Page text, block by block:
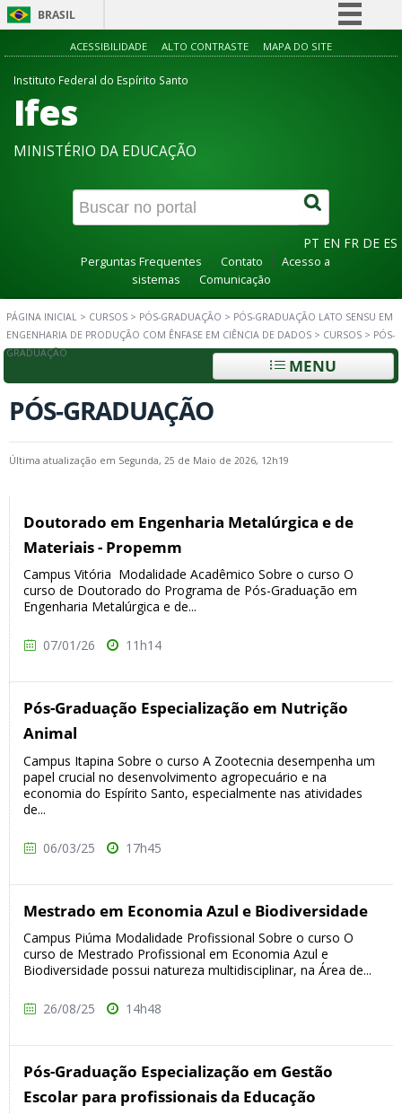
BRASIL
Simplifique!
Canais
ACESSIBILIDADE ALTO CONTRASTE MAPA DO SITE
Instituto Federal do Espírito Santo
Ifes
MINISTÉRIO DA EDUCAÇÃO
PT EN FR DE ES
Perguntas Frequentes Contato
Acesso a
sistemas
Comunicação
PÁGINA INICIAL > CURSOS > PÓS-GRADUAÇÃO > PÓS-GRADUAÇÃO LATO SENSU EM
ENGENHARIA DE PRODUÇÃO COM ÊNFASE EM CIÊNCIA DE DADOS > CURSOS > PÓS-
GRADUAÇÃO
MENU
PÓS-GRADUAÇÃO
Última atualização em Segunda, 25 de Maio de 2026, 12h19
Doutorado em Engenharia Metalúrgica e de
Materiais - Propemm
Campus Vitória Modalidade Acadêmico Sobre o curso O
curso de Doutorado do Programa de Pós-Graduação em
Engenharia Metalúrgica e de...
07/01/26 11h14
Pós-Graduação Especialização em Nutrição
Animal
Campus Itapina Sobre o curso A Zootecnia desempenha um
papel crucial no desenvolvimento agropecuário e na
economia do Espírito Santo, especialmente nas atividades
de...
06/03/25 17h45
Mestrado em Economia Azul e Biodiversidade
Campus Piúma Modalidade Profissional Sobre o curso O
curso de Mestrado Profissional em Economia Azul e
Biodiversidade possui natureza multidisciplinar, na Área de...
26/08/25 14h48
Pós-Graduação Especialização em Gestão
Escolar para profissionais da Educação